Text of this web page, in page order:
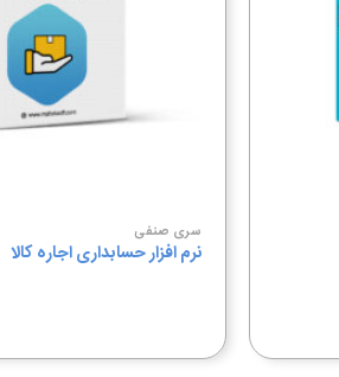
سری صنفی
نرم افزار حسابداری اجاره کالا